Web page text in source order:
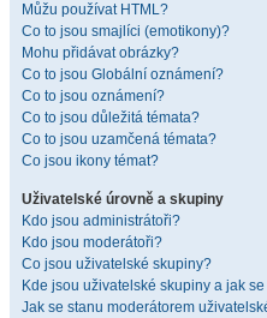
Můžu používat HTML?
Co to jsou smajlíci (emotikony)?
Mohu přidávat obrázky?
Co to jsou Globální oznámení?
Co to jsou oznámení?
Co to jsou důležitá témata?
Co to jsou uzamčená témata?
Co jsou ikony témat?
Uživatelské úrovně a skupiny
Kdo jsou administrátoři?
Kdo jsou moderátoři?
Co jsou uživatelské skupiny?
Kde jsou uživatelské skupiny a jak
Jak se stanu moderátorem